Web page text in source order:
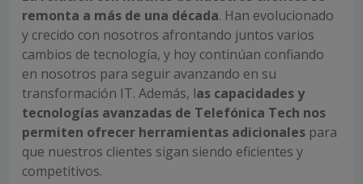
remonta a más de una década. Han evolucionado
y crecido con nosotros afrontando juntos varios
cambios de tecnología, y hoy continúan confiando
en nosotros para seguir avanzando en su
transformación IT. Además, las capacidades y
tecnologías avanzadas de Telefónica Tech nos
permiten ofrecer herramientas adicionales para
que nuestros clientes sigan siendo eficientes y
competitivos.